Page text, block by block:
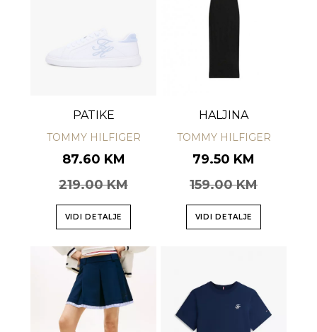
PATIKE
TOMMY HILFIGER
87.60 KM
219.00 KM
VIDI DETALJE
HALJINA
TOMMY HILFIGER
79.50 KM
159.00 KM
VIDI DETALJE